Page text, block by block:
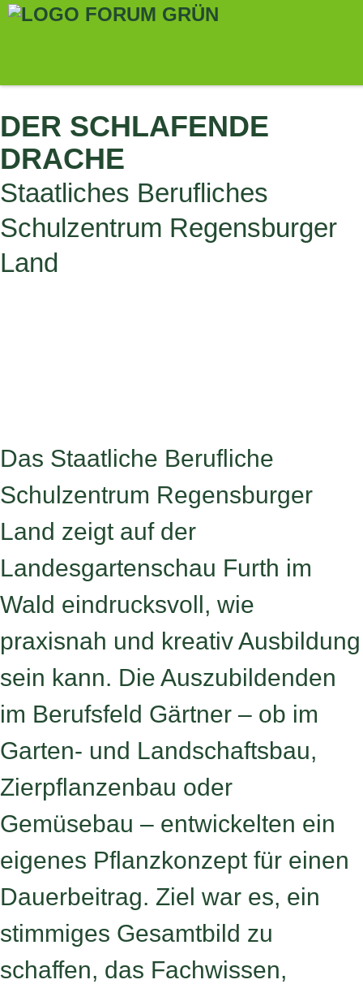
DER SCHLAFENDE
DRACHE
Staatliches Berufliches
Schulzentrum Regensburger
Land
Das Staatliche Berufliche
Schulzentrum Regensburger
Land zeigt auf der
Landesgartenschau Furth im
Wald eindrucksvoll, wie
praxisnah und kreativ Ausbildung
sein kann. Die Auszubildenden
im Berufsfeld Gärtner – ob im
Garten- und Landschaftsbau,
Zierpflanzenbau oder
Gemüsebau – entwickelten ein
eigenes Pflanzkonzept für einen
Dauerbeitrag. Ziel war es, ein
stimmiges Gesamtbild zu
schaffen, das Fachwissen,